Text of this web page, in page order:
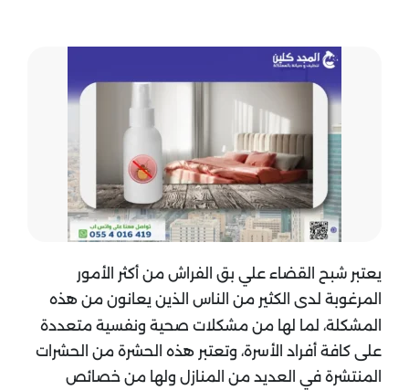
يعتبر شبح القضاء علي بق الفراش من أكثر الأمور
المرغوبة لدى الكثير من الناس الذين يعانون من هذه
المشكلة، لما لها من مشكلات صحية ونفسية متعددة
على كافة أفراد الأسرة، وتعتبر هذه الحشرة من الحشرات
المنتشرة في العديد من المنازل ولها من خصائص